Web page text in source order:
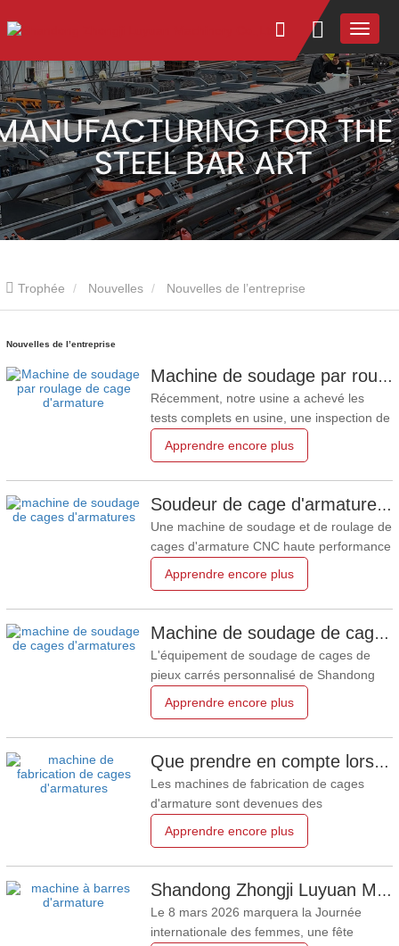
Trophée Nouvelles Nouvelles de l’entreprise
Nouvelles de l’entreprise
Machine de soudage par roulage de cage d'armature modèle 1600 expédiée en Australie
Récemment, notre usine a achevé les
tests complets en usine, une inspection de
standardisé en conteneur pour un
roulage de cages d'armatures modèle
1600. L'équipement a été officiellement
expédié en Australie pour soutenir
Apprendre encore plus
Soudeur de cage d'armature destiné à l'Australie
Une machine de soudage et de roulage de
cages d'armature CNC haute performance
usine, prête à être expédiée officiellement
locaux d'infrastructure civile et de
construction de pieux. L'inspection
complète avant
Apprendre encore plus
Machine de soudage de cage d'armature de pieu carré en Russie
L'équipement de soudage de cages de
pieux carrés personnalisé de Shandong
production stable pour les projets
Chine – Récemment, la machine de
soudage de cages d'armatures pour pieux
carrés, développée et fabriquée
Apprendre encore plus
Que prendre en compte lors de l'achat d'une machine de fabrication de cages d'armatures ?
Les machines de fabrication de cages
d'armature sont devenues des
construction de fondations modernes, les
projets d'infrastructure. Ces dispositifs
automatisés rationalisent la fabrication de
cages renforcées pour les pieux
Apprendre encore plus
Shandong Zhongji Luyuan Machinery célèbre la Journée internationale des femmes 2026
Le 8 mars 2026 marquera la Journée
internationale des femmes, une fête